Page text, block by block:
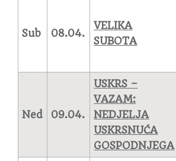
Sub 08.04.
VELIKA
SUBOTA
Ned 09.04.
USKRS –
VAZAM:
NEDJELJA
USKRSNUĆA
GOSPODNJEGA